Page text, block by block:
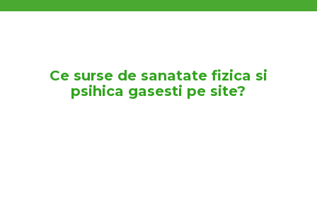
Ce surse de sanatate fizica si
psihica gasesti pe site?